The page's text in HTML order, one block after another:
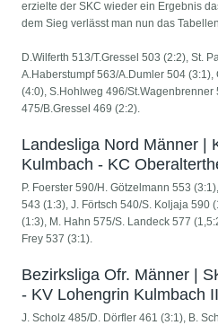
erzielte der SKC wieder ein Ergebnis
dem Sieg verlässt man nun das
D.Wilferth 513/T.Gressel 503 (2:2), St.
A.Haberstumpf 563/A.Dumler 504
(4:0), S.Hohlweg 496/St.Wagenbrenner
475/B.Gressel 469 (2:2).
Landesliga Nord Männer |
Kulmbach - KC
P. Foerster 590/H. Götzelmann 553
543 (1:3), J. Förtsch 540/S. Koljaja 590
(1:3), M. Hahn 575/S. Landeck 577
Frey 537 (3:1).
Bezirksliga Ofr. Männer |
- KV Lohengrin Kulmbach
J. Scholz 485/D. Dörfler 461 (3:1), B.